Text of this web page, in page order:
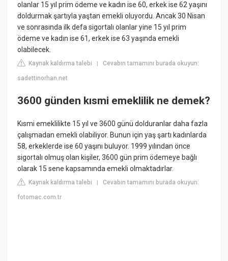
olanlar 15 yıl prim ödeme ve kadın ise 60, erkek ise 62 yaşını
doldurmak şartıyla yaştan emekli oluyordu. Ancak 30 Nisan
ve sonrasında ilk defa sigortalı olanlar yine 15 yıl prim
ödeme ve kadın ise 61, erkek ise 63 yaşında emekli
olabilecek.
Kaynak kaldırma talebi |Cevabın tamamını burada okuyun:
sadettinorhan.net
3600 günden kısmi emeklilik ne demek?
Kısmi emeklilikte 15 yıl ve 3600 günü dolduranlar daha fazla
çalışmadan emekli olabiliyor. Bunun için yaş şartı kadınlarda
58, erkeklerde ise 60 yaşını buluyor. 1999 yılından önce
sigortalı olmuş olan kişiler, 3600 gün prim ödemeye bağlı
olarak 15 sene kapsamında emekli olmaktadırlar.
Kaynak kaldırma talebi |Cevabın tamamını burada okuyun:
fotomac.com.tr